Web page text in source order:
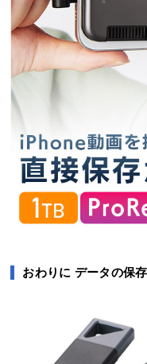
おわりに データの保